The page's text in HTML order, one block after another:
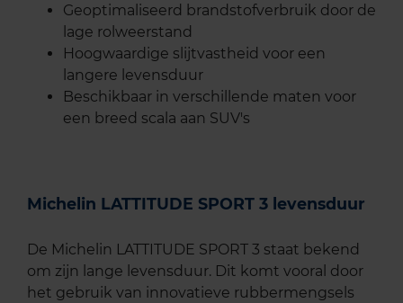
Geoptimaliseerd brandstofverbruik door de
lage rolweerstand
Hoogwaardige slijtvastheid voor een
langere levensduur
Beschikbaar in verschillende maten voor
een breed scala aan SUV's
Michelin LATTITUDE SPORT 3 levensduur
De Michelin LATTITUDE SPORT 3 staat bekend
om zijn lange levensduur. Dit komt vooral door
het gebruik van innovatieve rubbermengsels